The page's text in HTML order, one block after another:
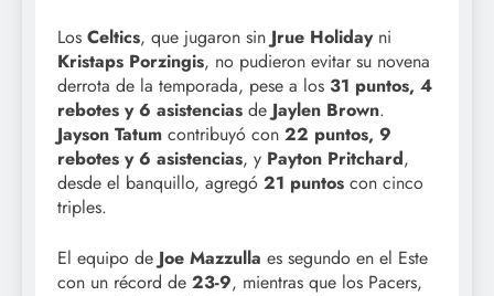
Los Celtics, que jugaron sin Jrue Holidayni
Kristaps Porzingis, no pudieron evitar su novena
derrota de la temporada, pese a los 31 puntos, 4
rebotes y 6 asistencias de Jaylen Brown.
Jayson Tatum contribuyó con 22 puntos, 9
rebotes y 6 asistencias, y Payton Pritchard,
desde el banquillo, agregó 21 puntos con cinco
triples.
El equipo de Joe Mazzulla es segundo en el Este
con un récord de 23-9, mientras que los Pacers,